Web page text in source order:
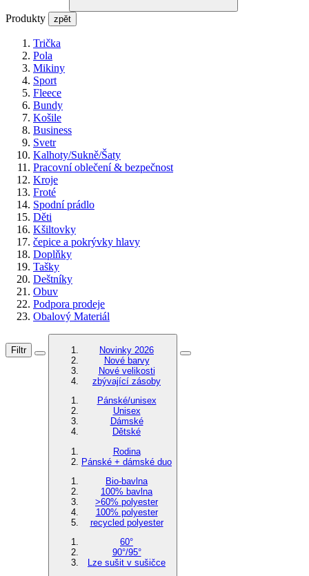
Produkty zpět
Trička
Pola
Mikiny
Sport
Fleece
Bundy
Košile
Business
Svetr
Kalhoty/Sukně/Šaty
Pracovní oblečení & bezpečnost
Kroje
Froté
Spodní prádlo
Děti
Kšiltovky
čepice a pokrývky hlavy
Doplňky
Tašky
Deštníky
Obuv
Podpora prodeje
Obalový Materiál
Filtr
Novinky 2026
Nové barvy
Nové velikosti
zbývající zásoby
Pánské/unisex
Unisex
Dámské
Dětské
Rodina
Pánské + dámské duo
Bio-bavlna
100% bavlna
>60% polyester
100% polyester
recycled polyester
60°
90°/95°
Lze sušit v sušičce